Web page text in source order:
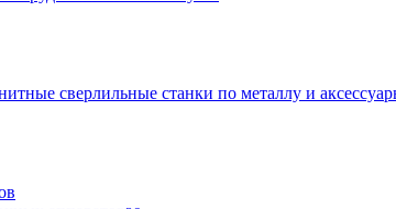
сверлильные станки по металлу и